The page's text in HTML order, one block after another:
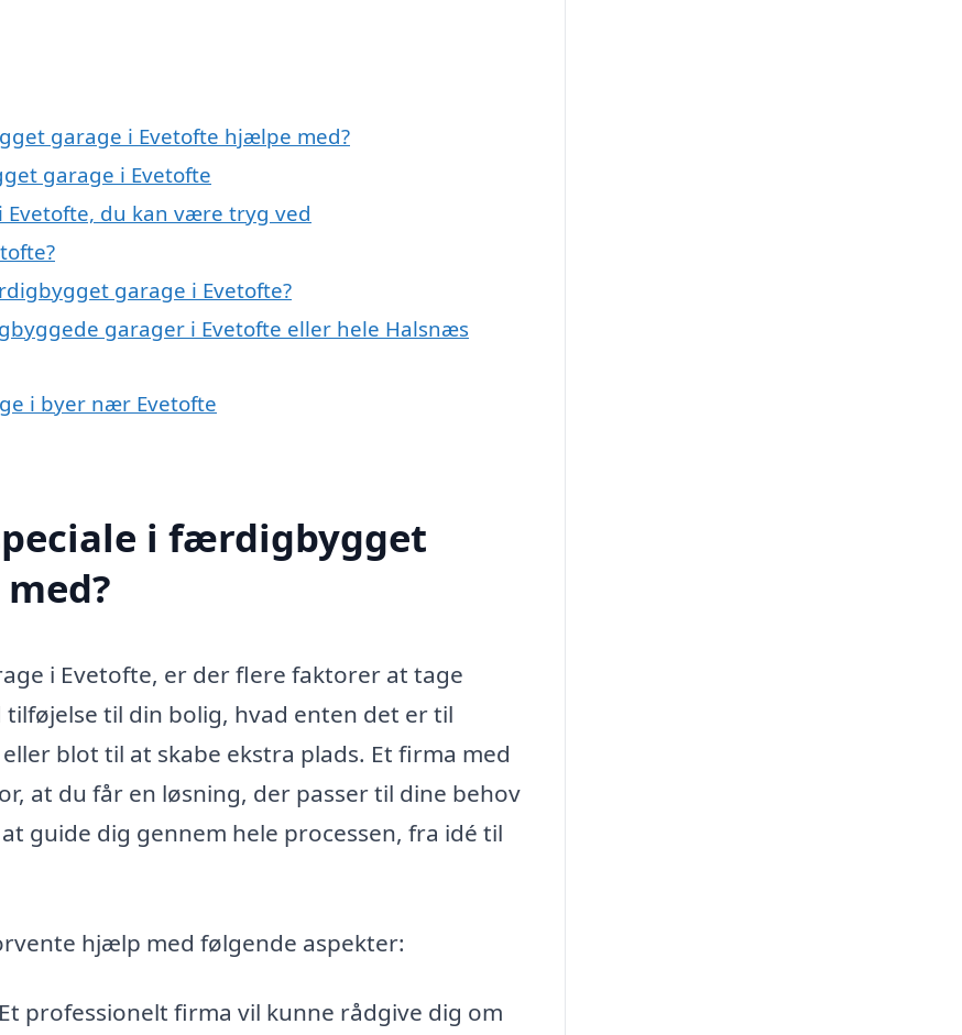
garage i Evetofte hjælpe med?
garage i Evetofte
du kan være tryg ved
garage i Evetofte?
garager i Evetofte eller hele Halsnæs
i byer nær Evetofte
i færdigbygget
i Evetofte, er der flere faktorer at tage
til din bolig, hvad enten det er til
blot til at skabe ekstra plads. Et firma med
at du får en løsning, der passer til dine behov
guide dig gennem hele processen, fra idé til
hjælp med følgende aspekter:
Et professionelt firma vil kunne rådgive dig om